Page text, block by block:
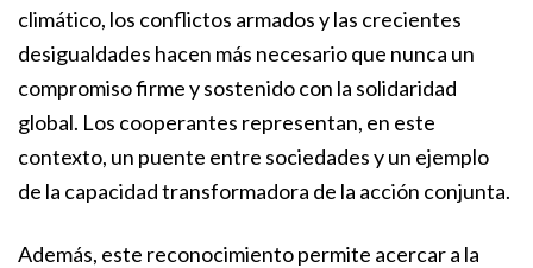
climático, los conflictos armados y las crecientes
desigualdades hacen más necesario que nunca un
compromiso firme y sostenido con la solidaridad
global. Los cooperantes representan, en este
contexto, un puente entre sociedades y un ejemplo
de la capacidad transformadora de la acción conjunta.
Además, este reconocimiento permite acercar a la